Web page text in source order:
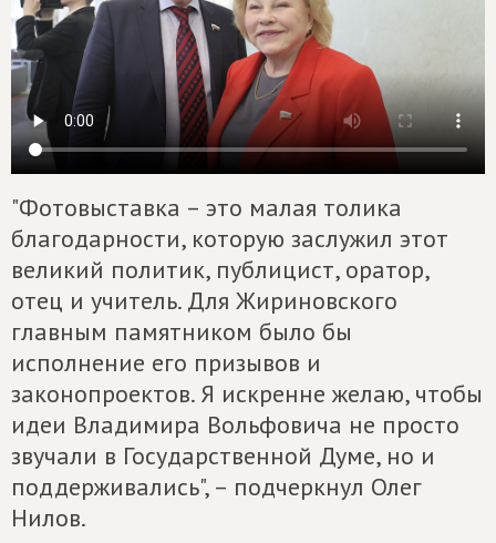
"Фотовыставка – это малая толика
благодарности, которую заслужил этот
великий политик, публицист, оратор,
отец и учитель. Для Жириновского
главным памятником было бы
исполнение его призывов и
законопроектов. Я искренне желаю, чтобы
идеи Владимира Вольфовича не просто
звучали в Государственной Думе, но и
поддерживались", – подчеркнул Олег
Нилов.